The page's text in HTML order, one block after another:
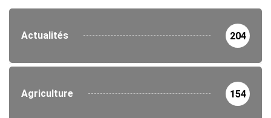
Actualités 204
Agriculture 154